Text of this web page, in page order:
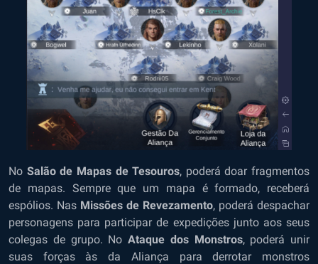
No Salão de Mapas de Tesouros, poderá doar fragmentos
de mapas. Sempre que um mapa é formado, receberá
espólios. Nas Missões de Revezamento, poderá despachar
personagens para participar de expedições junto aos seus
colegas de grupo. No Ataque dos Monstros, poderá unir
suas forças às da Aliança para derrotar monstros